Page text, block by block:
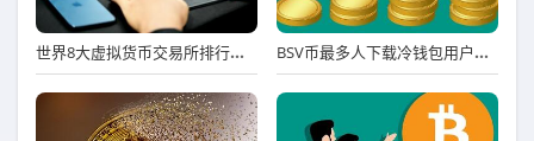
世界8大虚拟货币交易所排行榜 八大虚拟货币交易平台排名 BSV币最多人下载冷钱包用户量排名 BSV币冷钱包名气最大iOS排行榜